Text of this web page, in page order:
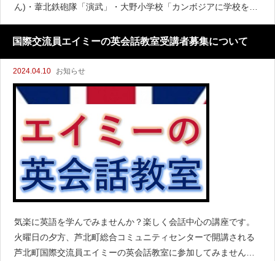
ん)・葦北鉄砲隊「演武」・大野小学校「カンボジアに学校を贈
る運動」の活動発表・あしきた・まちのこども園、計石保育園
「将友太鼓」
国際交流員エイミーの英会話教室受講者募集について
2024.04.10 お知らせ
気楽に英語を学んでみませんか？楽しく会話中心の講座です。
火曜日の夕方、芦北町総合コミュニティセンターで開講される
芦北町国際交流員エイミーの英会話教室に参加してみません